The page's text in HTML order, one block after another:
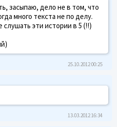
засыпаю, дело не в том, что
много текста не по делу.
эти истории в 5 (!!)
25.10.2012 00:25
13.03.2012 16:34